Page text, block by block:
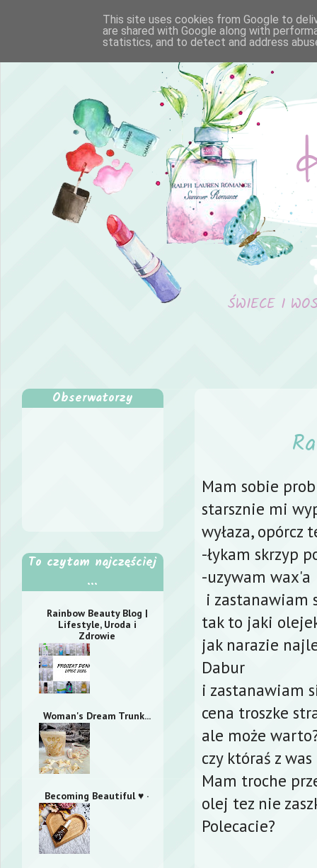
ŚWIECE I
Mam sobie
starsznie mi
wyłaza, opórcz
-łykam skrzyp
-uzywam wax'a
i zastanawiam
tak to jaki
jak narazie
Dabur
i zastanawiam
cena troszke
ale może
czy któraś z was
Mam troche
olej tez nie
Polecacie?
Obserwatorzy
To czytam najczęściej
...
Rainbow Beauty Blog |
Lifestyle, Uroda i
Zdrowie
Woman's Dream Trunk...
Becoming Beautiful ♥ ·
This site uses cookies from Google to
are shared with Google along with
statistics, and to detect and address